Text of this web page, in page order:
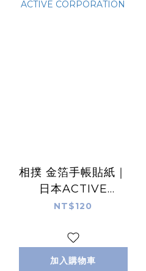
相撲 金箔手帳貼紙｜
日本ACTIVE
CORPORATION
NT$120
加入購物車